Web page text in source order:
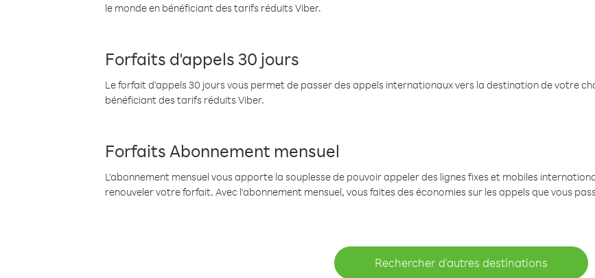
le monde en bénéficiant des tarifs réduits Viber.
Forfaits d'appels 30 jours
Le forfait d'appels 30 jours vous permet de passer des appels internationaux vers la destination de votre
bénéficiant des tarifs réduits Viber.
Forfaits Abonnement mensuel
L'abonnement mensuel vous apporte la souplesse de pouvoir appeler des lignes fixes et mobiles
renouveler votre forfait. Avec l'abonnement mensuel, vous faites des économies sur les appels que vous
Rechercher d'autres destinations